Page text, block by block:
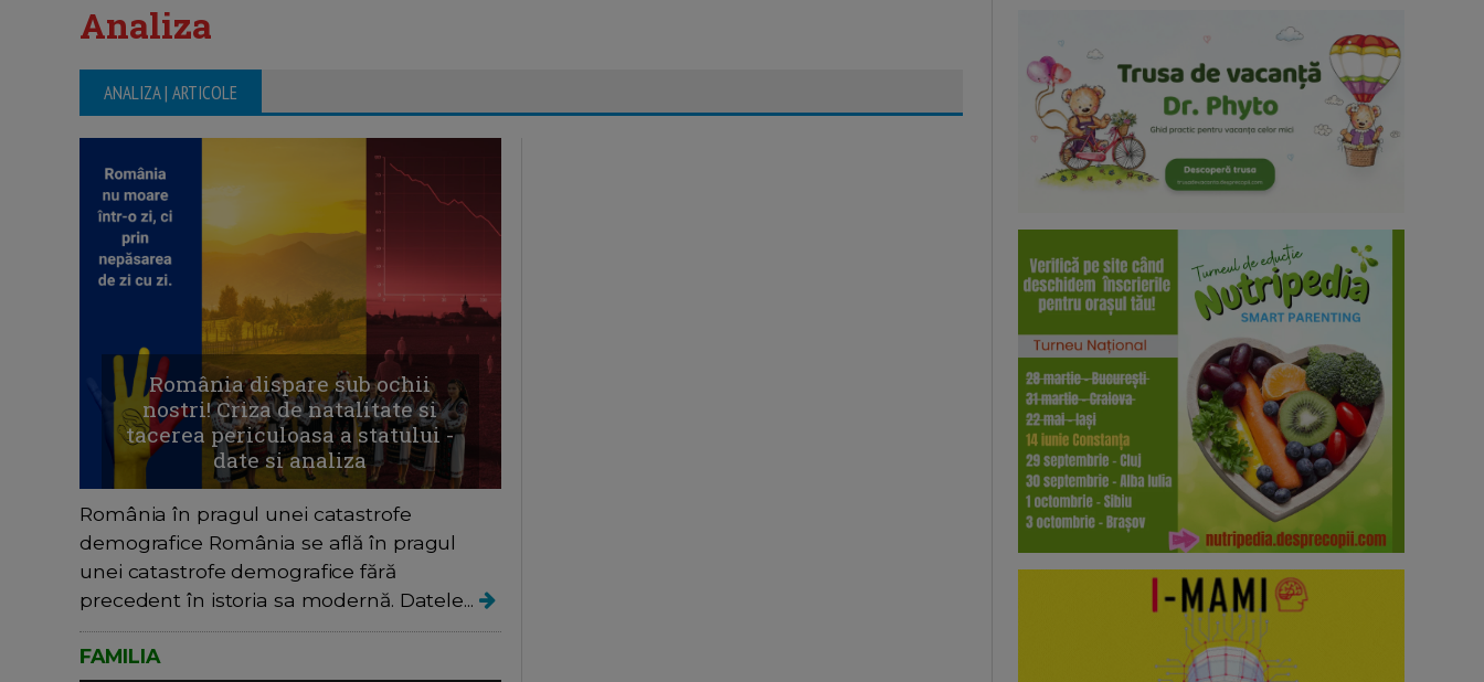
Analiza
ANALIZA | ARTICOLE
România dispare sub ochii
nostri! Criza de natalitate si
tacerea periculoasa a statului -
date si analiza
România în pragul unei catastrofe
demografice România se află în pragul
unei catastrofe demografice fără
precedent în istoria sa modernă. Datele...
FAMILIA